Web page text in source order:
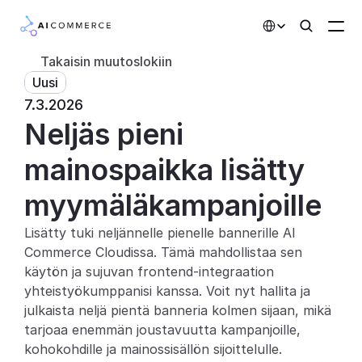
Asiakkaat
AI-toiminnot
Kumppanit
Hinnoittelu
Kehittäjille
Integraatiot
Tekoälyominaisuudet
Takaisin muutoslokiin
Uusi
7.3.2026
Neljäs pieni
mainospaikka lisätty
myymäläkampanjoille
Lisätty tuki neljännelle pienelle bannerille AI
Commerce Cloudissa. Tämä mahdollistaa sen
käytön ja sujuvan frontend-integraation
yhteistyökumppanisi kanssa. Voit nyt hallita ja
julkaista neljä pientä banneria kolmen sijaan, mikä
tarjoaa enemmän joustavuutta kampanjoille,
kohokohdille ja mainossisällön sijoittelulle.